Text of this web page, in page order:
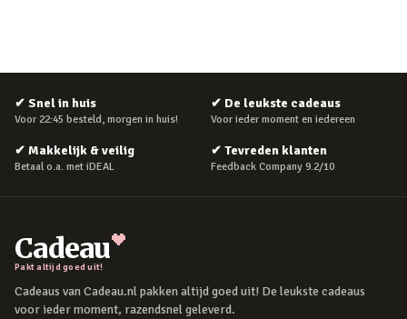
✔ Snel in huis
Voor 22:45 besteld, morgen in huis!
✔ De leukste cadeaus
Voor ieder moment en iedereen
✔ Makkelijk & veilig
Betaal o.a. met iDEAL
✔ Tevreden klanten
Feedback Company 9.2/10
Cadeau
Pakt altijd goed uit!
Cadeaus van Cadeau.nl pakken altijd goed uit! De leukste cadeaus
voor ieder moment, razendsnel geleverd.